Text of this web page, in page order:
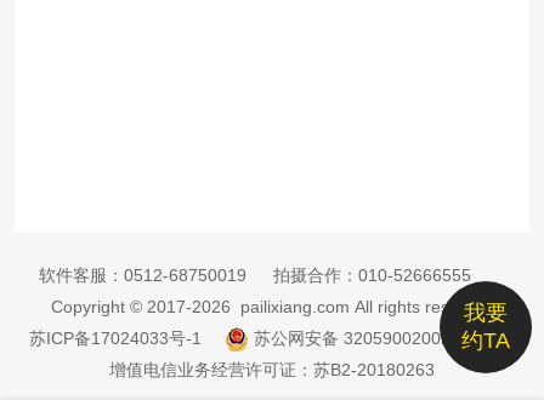
我要
约TA
软件客服： 0512-68750019 拍摄合作： 010-52666555
Copyright © 2017-2026 pailixiang.com All rights reserved
苏ICP备17024033号-1
苏公网安备 32059002002885号
增值电信业务经营许可证：苏B2-20180263